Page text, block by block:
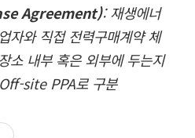
Agreement): 재생에너
자와 직접 전력구매계약 체
소 내부 혹은 외부에 두는지
site PPA로 구분